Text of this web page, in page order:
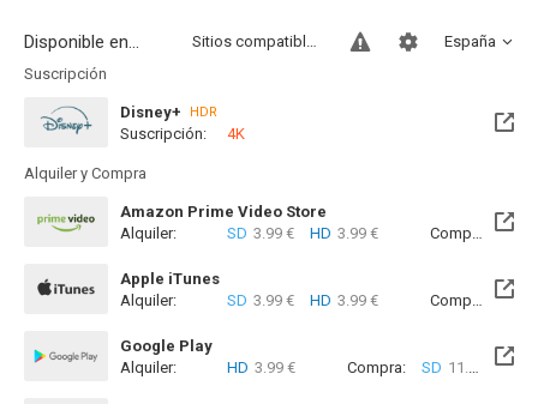
Disponible en... España
Sitios compatibles
Suscripción
Disney+ HDR
Suscripción: 4K
Alquiler y Compra
Amazon Prime Video Store
Alquiler:
SD 3.99 € HD 3.99 € Compra: SD
Apple iTunes
Alquiler:
SD 3.99 € HD 3.99 € Compra: SD
Google Play
Alquiler:
HD 3.99 € Compra: SD 11.99 € HD